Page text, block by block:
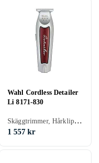
Wahl Cordless Detailer
Li 8171-830
Skäggtrimmer, Hårklippare, Batteridrift, Gummerad greppyta, Stöd för snabbladdning, Avtagbart blad
1 557 kr